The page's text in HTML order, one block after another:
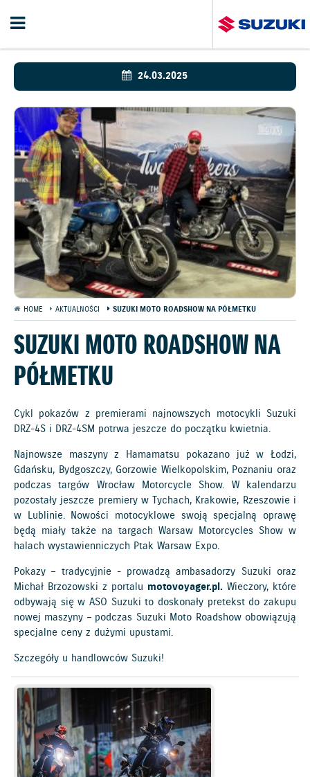
24.03.2025
HOME AKTUALNOŚCI SUZUKI MOTO ROADSHOW NA PÓŁMETKU
SUZUKI MOTO ROADSHOW NA
PÓŁMETKU
Cykl pokazów z premierami najnowszych motocykli Suzuki
DRZ-4S i DRZ-4SM potrwa jeszcze do początku kwietnia.
Najnowsze maszyny z Hamamatsu pokazano już w Łodzi,
Gdańsku, Bydgoszczy, Gorzowie Wielkopolskim, Poznaniu oraz
podczas targów Wrocław Motorcycle Show. W kalendarzu
pozostały jeszcze premiery w Tychach, Krakowie, Rzeszowie i
w Lublinie. Nowości motocyklowe swoją specjalną oprawę
będą miały także na targach Warsaw Motorcycles Show w
halach wystawienniczych Ptak Warsaw Expo.
Pokazy – tradycyjnie - prowadzą ambasadorzy Suzuki oraz
Michał Brzozowski z portalu motovoyager.pl. Wieczory, które
odbywają się w ASO Suzuki to doskonały pretekst do zakupu
nowej maszyny – podczas Suzuki Moto Roadshow obowiązują
specjalne ceny z dużymi upustami.
Szczegóły u handlowców Suzuki!